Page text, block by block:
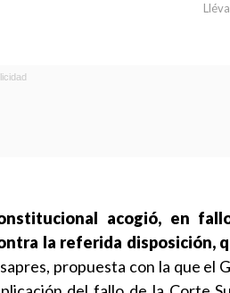
acogió, en
la referida disposición,
propuesta con la que el